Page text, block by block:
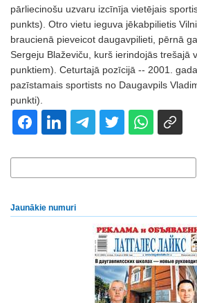
pārliecinošu uzvaru izcīnīja vietējais
punkts). Otro vietu ieguva jēkabpilietis
braucienā pieveicot daugavpilieti, pērnā
Sergeju Blaževiču, kurš ierindojās trešajā
punktiem). Ceturtajā pozīcijā -- 2001.
pazīstamais sportists no Daugavpils
punkti).
Jaunākie numuri